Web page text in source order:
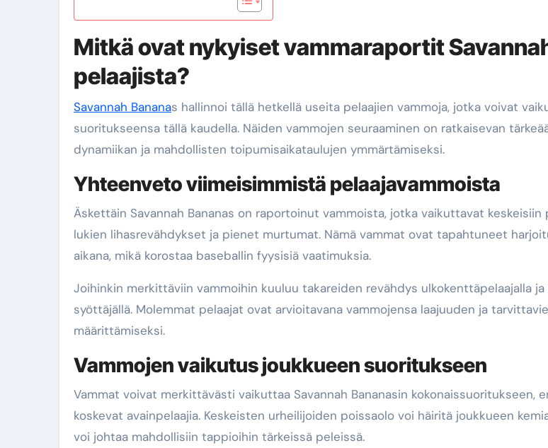
Mitkä ovat nykyiset vammaraportit
pelaajista?
Savannah Bananas hallinnoi tällä hetkellä useita pelaajien vammoja, jotka voivat
suoritukseensa tällä kaudella. Näiden vammojen seuraaminen on ratkaisevan
dynamiikan ja mahdollisten toipumisaikataulujen ymmärtämiseksi.
Yhteenveto viimeisimmistä pelaajavammoista
Äskettäin Savannah Bananas on raportoinut vammoista, jotka vaikuttavat keskeisiin
lukien lihasrevähdykset ja pienet murtumat. Nämä vammat ovat tapahtuneet
aikana, mikä korostaa baseballin fyysisiä vaatimuksia.
Joihinkin merkittäviin vammoihin kuuluu takareiden revähdys ulkokenttäpelaajalla ja
syöttäjällä. Molemmat pelaajat ovat arvioitavana vammojensa laajuuden ja
määrittämiseksi.
Vammojen vaikutus joukkueen suoritukseen
Vammat voivat merkittävästi vaikuttaa Savannah Bananasin kokonaissuoritukseen,
koskevat avainpelaajia. Keskeisten urheilijoiden poissaolo voi häiritä joukkueen
voi johtaa mahdollisiin tappioihin tärkeissä peleissä.